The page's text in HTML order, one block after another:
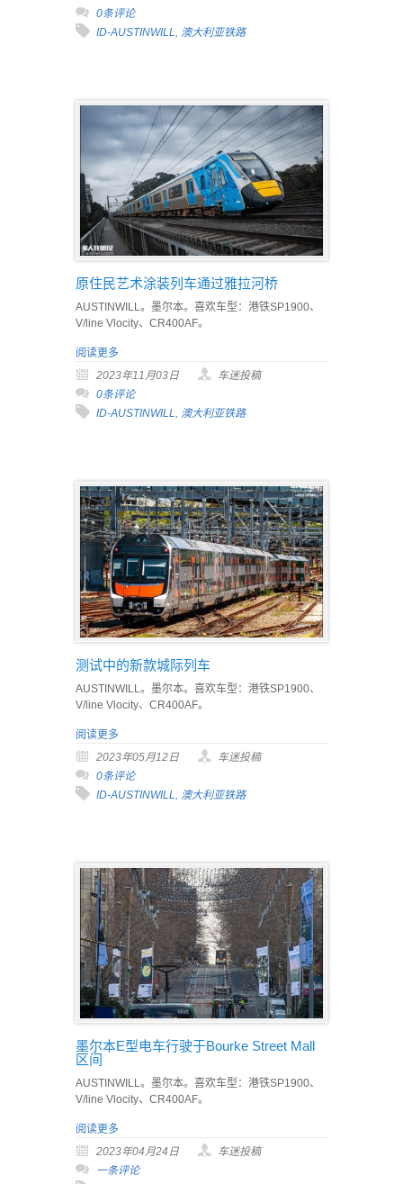
0条评论
ID-AUSTINWILL
澳大利亚铁路
原住民艺术涂装列车通过雅拉河桥
AUSTINWILL。墨尔本。喜欢车型：港铁SP1900、
V/line Vlocity、CR400AF。
阅读更多
2023年11月03日
车迷投稿
0条评论
ID-AUSTINWILL, 澳大利亚铁路
测试中的新款城际列车
AUSTINWILL。墨尔本。喜欢车型：港铁SP1900、
V/line Vlocity、CR400AF。
阅读更多
2023年05月12日
车迷投稿
0条评论
ID-AUSTINWILL
澳大利亚铁路
墨尔本E型电车行驶于Bourke Street Mall
区间
AUSTINWILL。墨尔本。喜欢车型：港铁SP1900、
V/line Vlocity、CR400AF。
阅读更多
2023年04月24日
车迷投稿
一条评论